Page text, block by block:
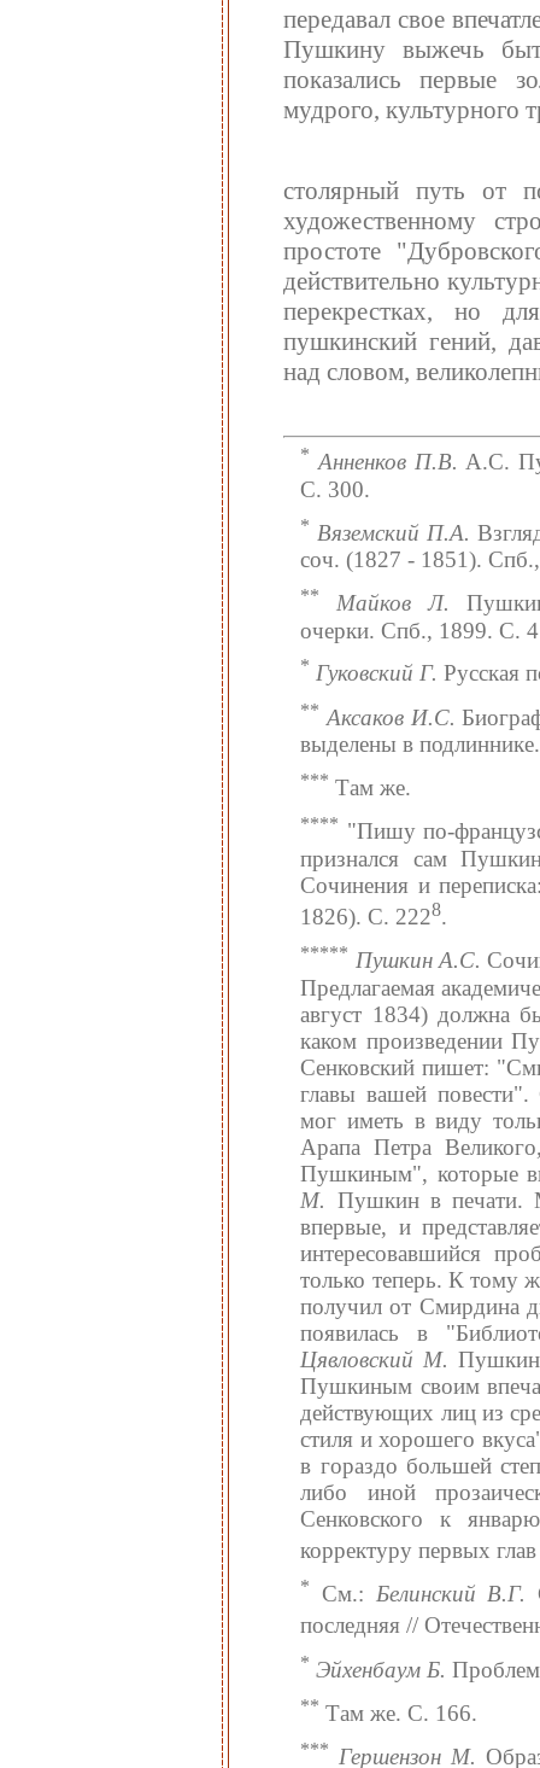
передавал свое
Пушкину выжечь
показались первые
мудрого, культурного
столярный путь от
художественному
простоте
действительно
перекрестках, но
пушкинский гений,
над словом,
* Анненков П.В. А.С.
С. 300.
* Вяземский П.А.
соч. (1827 - 1851).
** Майков Л.
очерки. Спб., 1899. С.
* Гуковский Г. Русская
** Аксаков И.С.
выделены в
*** Там же.
**** "Пишу по-
признался сам
Сочинения и
1826). С. 2228.
***** Пушкин А.С.
Предлагаемая
август 1834) должна
каком произведении
Сенковский пишет:
главы вашей
мог иметь в виду
Арапа Петра
Пушкиным", которые
М. Пушкин в печати.
впервые, и
интересовавшийся
только теперь. К тому
получил от Смирдина
появилась в
Цявловский М. Пушкин
Пушкиным своим
действующих лиц из
стиля и хорошего
в гораздо большей
либо иной
Сенковского к
корректуру первых
* См.: Белинский В.Г.
последняя //
* Эйхенбаум Б.
** Там же. С. 166.
*** Гершензон М.